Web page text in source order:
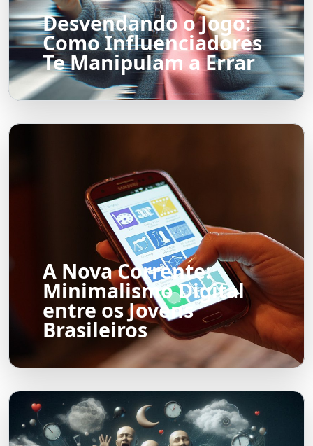
Desvendando o Jogo:
Como Influenciadores
Te Manipulam a Errar
A Nova Corrente:
Minimalismo Digital
entre os Jovens
Brasileiros